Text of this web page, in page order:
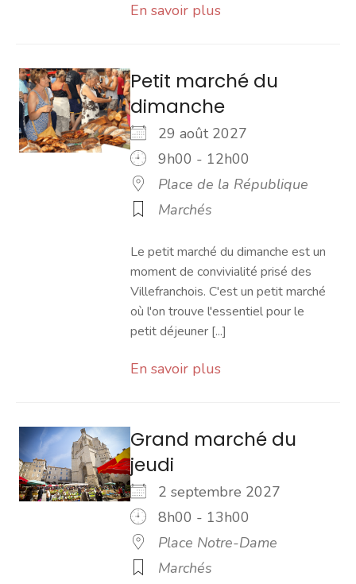
En savoir plus
Petit marché du
dimanche
29 août 2027
9h00 - 12h00
Place de la République
Marchés
Le petit marché du dimanche est un
moment de convivialité prisé des
Villefranchois. C'est un petit marché
où l'on trouve l'essentiel pour le
petit déjeuner [...]
En savoir plus
Grand marché du
jeudi
2 septembre 2027
8h00 - 13h00
Place Notre-Dame
Marchés